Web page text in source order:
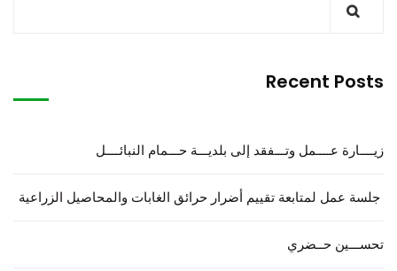
Recent Posts
زيــــارة عــــمل وتـــفقد إلى بلديـــة حـــمام النبائــــل
جلسة عمل لمتابعة تقييم أضرار حرائق الغابات والمحاصيل الزراعية
تحســـين حــضري